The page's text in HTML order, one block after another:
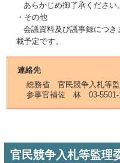
あらかじめ御了承ください
・その他
会議資料及び議事録につき
載予定です。
連絡先
総務省 官民競争入札等
参事官補佐 林 03-5501-
官民競争入札等監理